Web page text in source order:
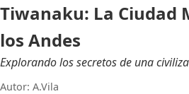
Tiwanaku: La Ciudad
los Andes
Explorando los secretos de una
Autor: A.Vila